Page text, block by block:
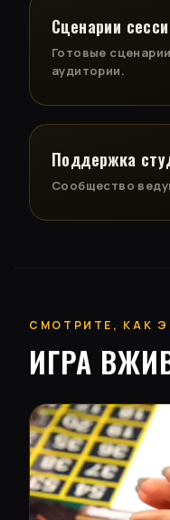
Сценарии
Готовые
аудитории.
Поддержка
Сообщество
СМОТРИТЕ, КАК
ИГРА